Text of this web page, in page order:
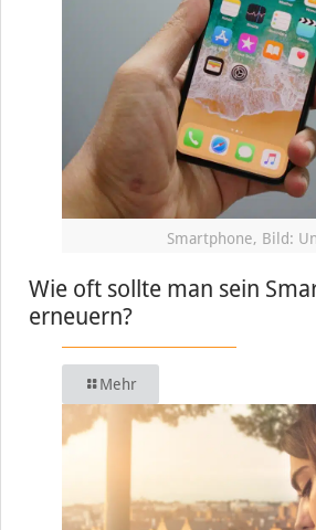
Smartphone, Bild:
Wie oft sollte man sein
erneuern?
Mehr